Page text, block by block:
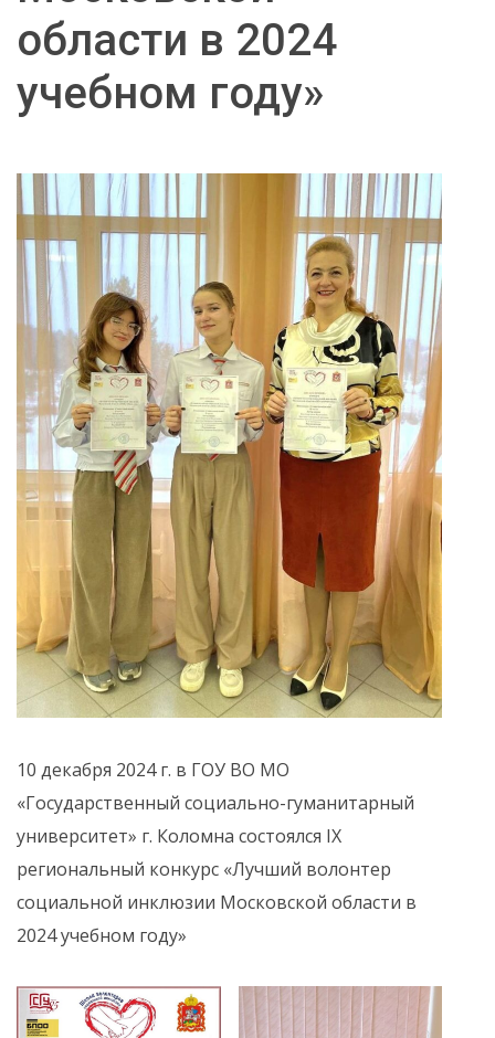
области в 2024
учебном году»
10 декабря 2024 г. в ГОУ ВО МО
«Государственный социально-гуманитарный
университет» г. Коломна состоялся IX
региональный конкурс «Лучший волонтер
социальной инклюзии Московской области в
2024 учебном году»